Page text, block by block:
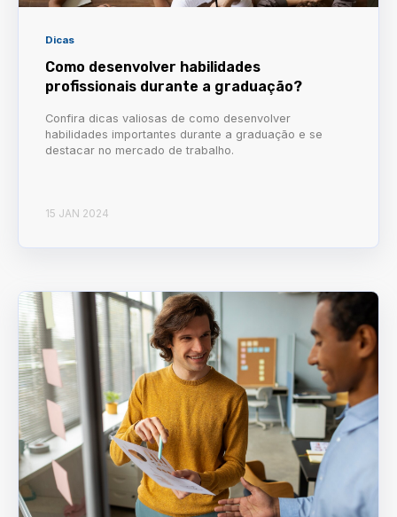
Dicas
Como desenvolver habilidades
profissionais durante a graduação?
Confira dicas valiosas de como desenvolver
habilidades importantes durante a graduação e se
destacar no mercado de trabalho.
15 JAN 2024